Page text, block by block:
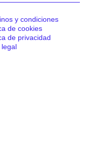
y condiciones
de cookies
de privacidad
legal